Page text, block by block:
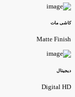
کاشی مات
Matte Finish
دیجیتال
Digital HD